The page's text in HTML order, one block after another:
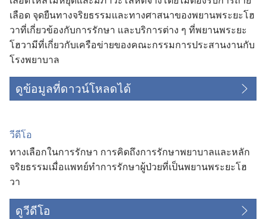
เลือด จุด​ยืน​ทาง​จริยธรรม​และ​ทาง​ศาสนา​ของ​พยาน​พระ​ยะโฮ
วา​ที่​เกี่ยว​ข้อง​กับ​การ​รักษา และ​บริการ​ต่าง ๆ ที่​พยาน​พระ​ยะ
โฮวา​มี​ที่​เกี่ยว​กับ​เครือ​ข่าย​ของ​คณะ​กรรมการ​ประสาน​งาน​กับ​
โรง​พยาบาล
ดูข้อมูลที่ดาวน์โหลดได้
วีดีโอ
ทางเลือกในการรักษา การคิดถึงการรักษาพยาบาลและหลัก
จริยธรรมเมื่อแพทย์ทำการรักษาผู้ป่วยที่เป็นพยานพระยะโฮ
วา
ดูวีดีโอ